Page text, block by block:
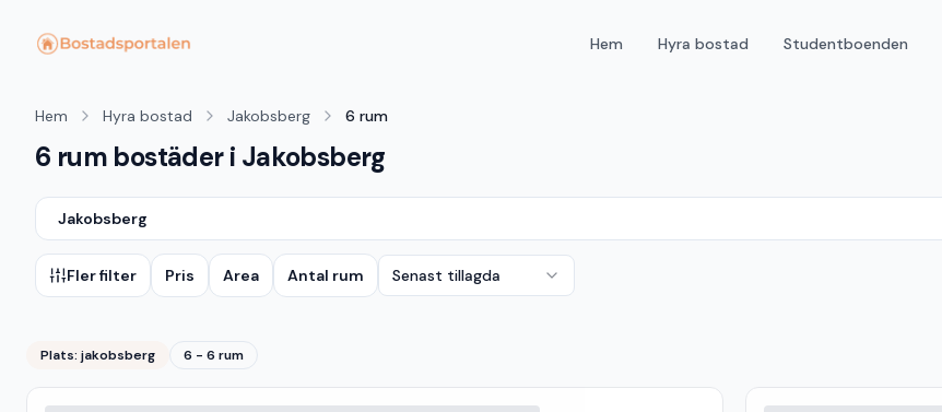
Hem Hyra bostad Studentboenden
Hem Hyra bostad Jakobsberg 6 rum
6 rum bostäder i Jakobsberg
Jakobsberg
Fler filter Pris Area Antal rum Senast tillagda
Plats: jakobsberg 6 - 6 rum